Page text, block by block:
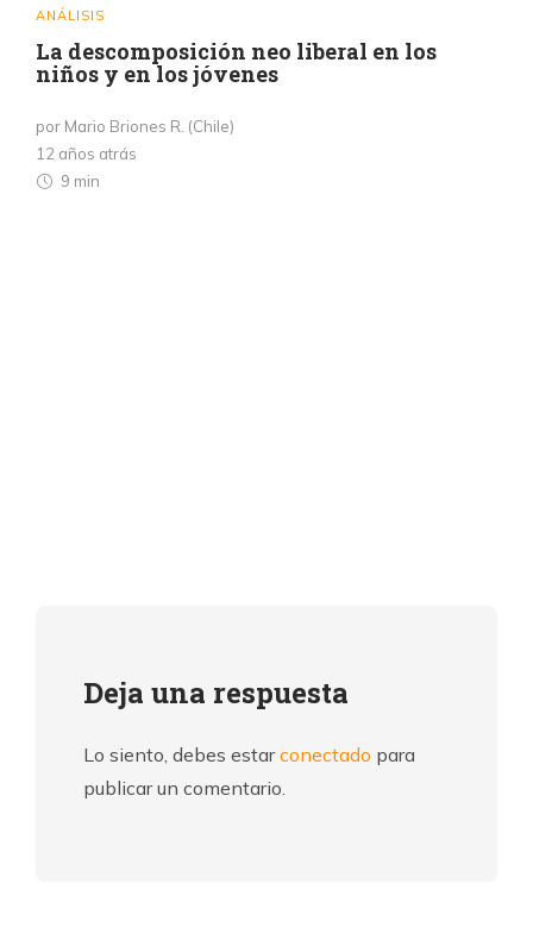
ANÁLISIS
La descomposición neo liberal en los
niños y en los jóvenes
por Mario Briones R. (Chile)
12 años atrás
9 min
Deja una respuesta
Lo siento, debes estarconectado para
publicar un comentario.